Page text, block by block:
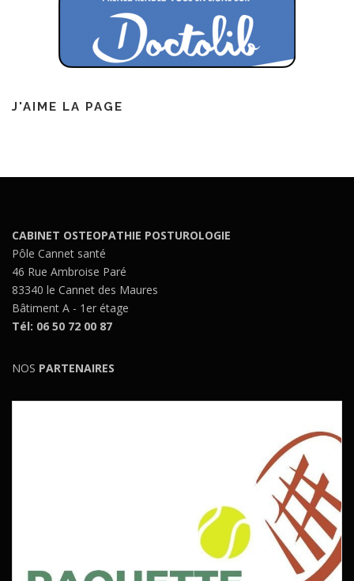
J'AIME LA PAGE
CABINET OSTEOPATHIE POSTUROLOGIE
Pôle Cannet santé
46 Rue Ambroise Paré
83340 le Cannet des Maures
Bâtiment A - 1er étage
Tél: 06 50 72 00 87
NOS PARTENAIRES